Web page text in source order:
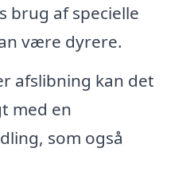
brug af specielle
være dyrere.
afslibning kan det
med en
som også